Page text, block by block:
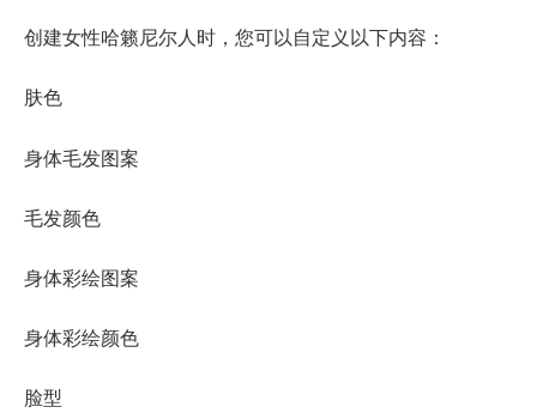
创建女性哈籁尼尔人时，您可以自定义以下内容：
肤色
身体毛发图案
毛发颜色
身体彩绘图案
身体彩绘颜色
脸型